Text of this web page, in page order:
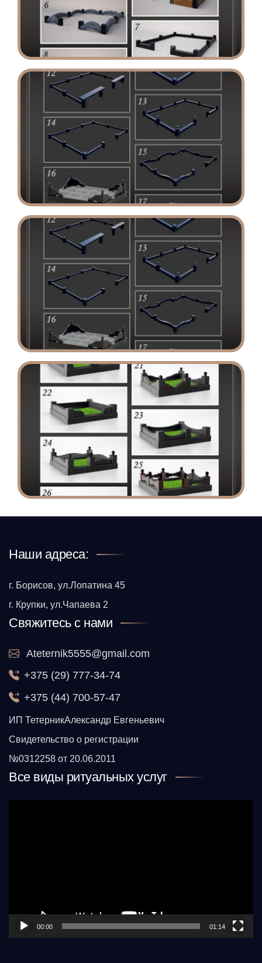
Наши адреса:
г. Борисов, ул.Лопатина 45
г. Крупки, ул.Чапаева 2
Свяжитесь с нами
Ateternik5555@gmail.com
+375 (29) 777-34-74
+375 (44) 700-57-47
ИП ТетерникАлександр Евгеньевич
Свидетельство о регистрации
№0312258 от 20.06.2011
Все виды ритуальных услуг
00:00 01:14